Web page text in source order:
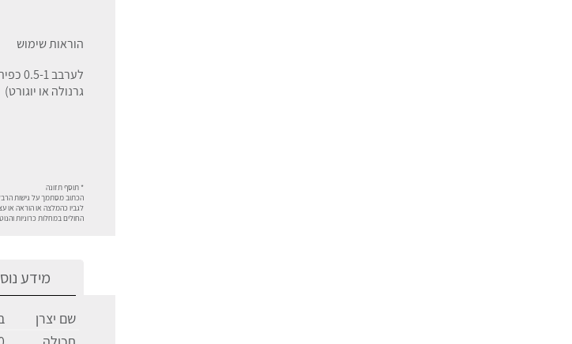
הוראות שימוש
גרנולה או יוגורט)
* תוסף תזונה
הכתוב מסתמך על גישות
לגביו כהמלצה או הוראה או
החולים במחלות כרוניות
מידע
שם יצרן